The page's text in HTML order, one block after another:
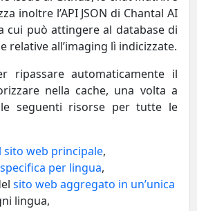
inoltre l’API JSON di Chantal AI
cui può attingere al database di
relative all’imaging lì indicizzate.
ripassare automaticamente il
nella cache, una volta a
seguenti risorse per tutte le
sito web principale,
per lingua,
sito web aggregato in un’unica
lingua,